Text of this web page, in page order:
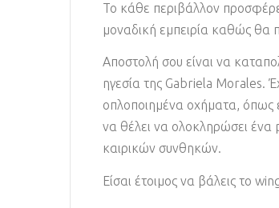
Το κάθε περιβάλλον
μοναδική εμπειρία καθώς θα
Αποστολή σου είναι να
ηγεσία της Gabriela Morales.
οπλοποιημένα οχήματα, όπως
να θέλει να ολοκληρώσει ένα
καιρικών συνθηκών.
Είσαι έτοιμος να βάλεις το